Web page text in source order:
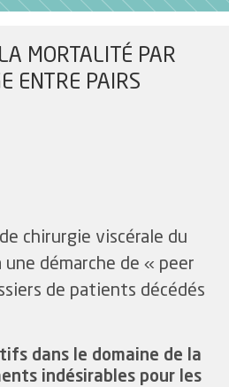
MORTALITÉ PAR
ENTRE PAIRS
chirurgie viscérale du
une démarche de « peer
de patients décédés
dans le domaine de la
indésirables pour les